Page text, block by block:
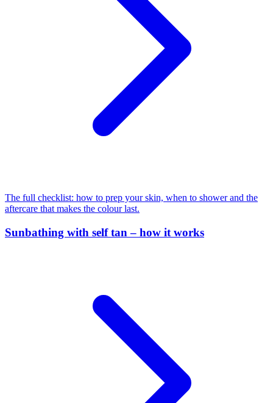
The full checklist: how to prep your skin, when to shower and the
aftercare that makes the colour last.
Sunbathing with self tan – how it works